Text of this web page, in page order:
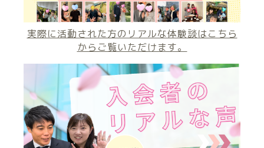
実際に活動された方のリアルな体験談はこちら
からご覧いただけます。